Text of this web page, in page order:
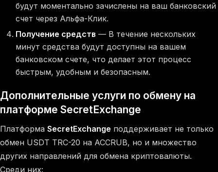
будут моментально зачислены на ваш банковский
счет через Альфа-Клик.
Получение средств — В течение нескольких
минут средства будут доступны на вашем
банковском счете, что делает этот процесс
быстрым, удобным и безопасным.
Дополнительные услуги по обмену на
платформе SecretExchange
Платформа SecretExchange поддерживает не только
обмен USDT TRC-20 на ACCRUB, но и множество
других направлений для обмена криптовалюты.
Среди них: